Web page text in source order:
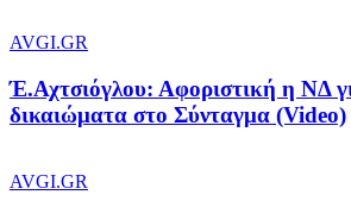
AVGI.GR
Έ.Αχτσιόγλου: Αφοριστική η ΝΔ
δικαιώματα στο Σύνταγμα (Video)
AVGI.GR